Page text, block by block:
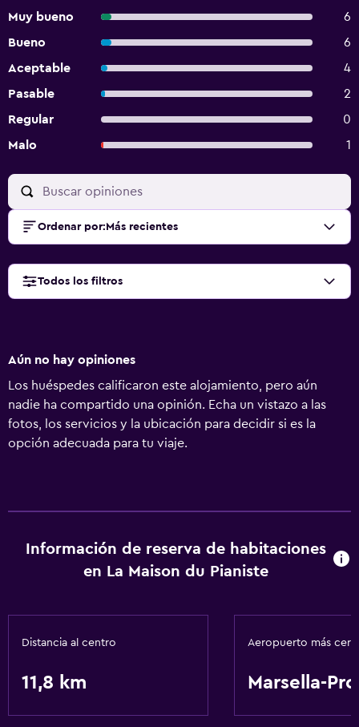
Muy bueno
6
Bueno
6
Aceptable
4
Pasable
2
Regular
0
Malo
1
Ordenar por: Más recientes
Todos los filtros
Aún no hay opiniones
Los huéspedes calificaron este alojamiento, pero aún
nadie ha compartido una opinión. Echa un vistazo a las
fotos, los servicios y la ubicación para decidir si es la
opción adecuada para tu viaje.
Información de reserva de habitaciones
en La Maison du Pianiste
Distancia al centro
11,8 km
Aeropuerto más
Marsella-